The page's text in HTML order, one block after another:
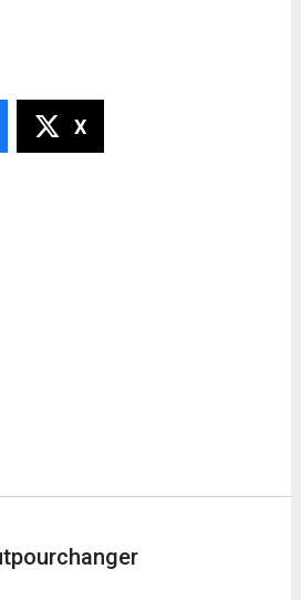
X